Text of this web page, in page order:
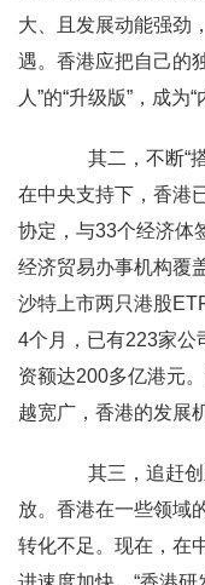
大、且发展动能强劲
遇。香港应把自己的
人”的“升级版”，成为
其二，不断“搭
在中央支持下，香港
协定，与33个经济体
经济贸易办事机构覆
沙特上市两只港股
4个月，已有223家公
资额达200多亿港元
越宽广，香港的发展
其三，追赶创
放。香港在一些领域
转化不足。现在，在